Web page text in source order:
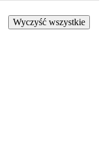
Wyczyść wszystkie